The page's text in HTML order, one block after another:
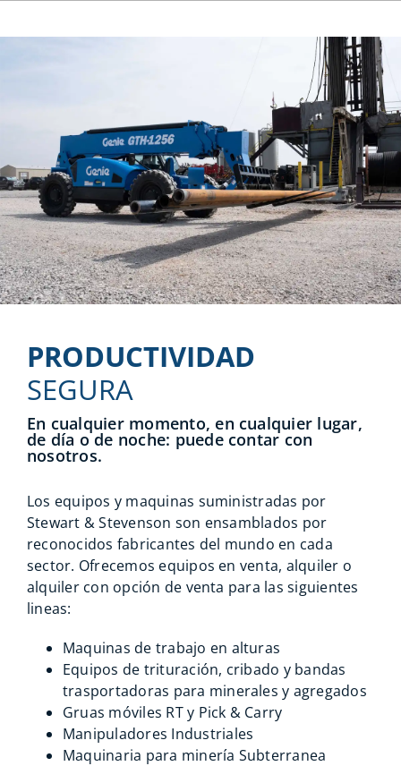
PRODUCTIVIDAD
SEGURA
En cualquier momento, en cualquier lugar,
de día o de noche: puede contar con
nosotros.
Los equipos y maquinas suministradas por
Stewart & Stevenson son ensamblados por
reconocidos fabricantes del mundo en cada
sector. Ofrecemos equipos en venta, alquiler o
alquiler con opción de venta para las siguientes
lineas:
Maquinas de trabajo en alturas
Equipos de trituración, cribado y bandas
trasportadoras para minerales y agregados
Gruas móviles RT y Pick & Carry
Manipuladores Industriales
Maquinaria para minería Subterranea